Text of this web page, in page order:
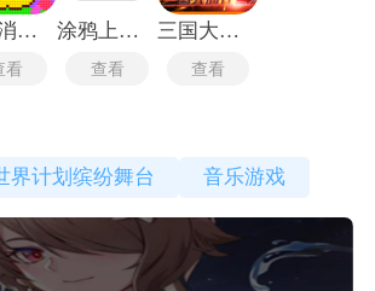
毛线消不停
看
涂鸦上帝闪电
查看
三国大时代四上帝版
查看
界计划缤纷舞台 音乐游戏